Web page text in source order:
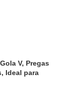
V, Pregas
Ideal para